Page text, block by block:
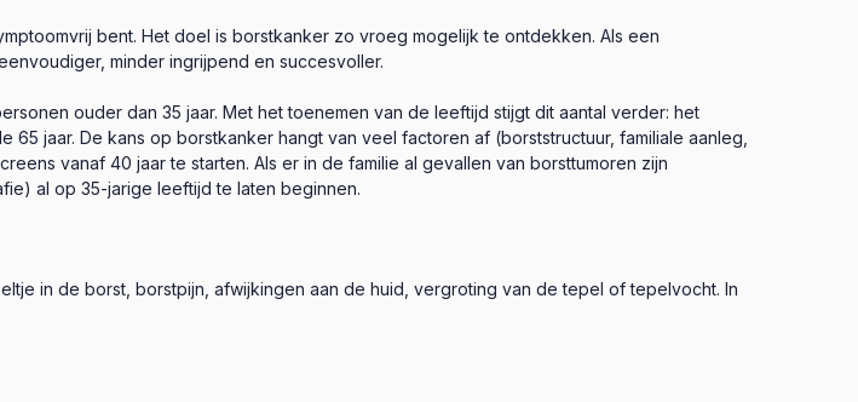
bent. Het doel is borstkanker zo vroeg mogelijk te ontdekken. Als een
minder ingrijpend en succesvoller.
ouder dan 35 jaar. Met het toenemen van de leeftijd stijgt dit aantal verder: het
jaar. De kans op borstkanker hangt van veel factoren af (borststructuur, familiale aanleg,
vanaf 40 jaar te starten. Als er in de familie al gevallen van borsttumoren zijn
al op 35-jarige leeftijd te laten beginnen.
in de borst, borstpijn, afwijkingen aan de huid, vergroting van de tepel of tepelvocht. In